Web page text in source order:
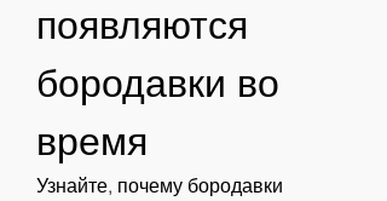
появляются
бородавки во
время
Узнайте, почему бородавки